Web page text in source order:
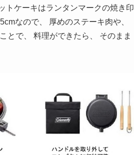
トケーキはランタンマークの焼き印
なので、 厚めのステーキ肉や、
とで、 料理ができたら、 そのまま